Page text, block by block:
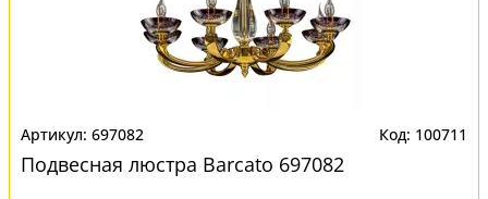
697082 100711
Подвесная люстра Barcato 697082